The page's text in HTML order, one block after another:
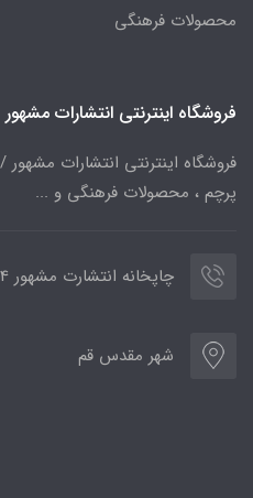
محصولات فرهنگی
فروشگاه اینترنتی انتشارات مشهور
فروشگاه اینترنتی انتشارات
پرچم ، محصولات فرهنگی و ...
چاپخانه انتشارت مشهور 09386774004
شهر مقدس قم